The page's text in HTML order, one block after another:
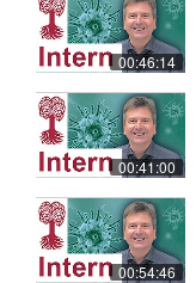
00:46:14
00:41:00
00:54:46